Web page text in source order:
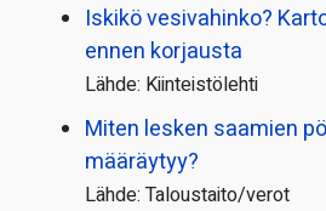
Iskikö vesivahinko?
ennen korjausta
Lähde: Kiinteistölehti
Miten lesken saamien
määräytyy?
Lähde: Taloustaito/verot